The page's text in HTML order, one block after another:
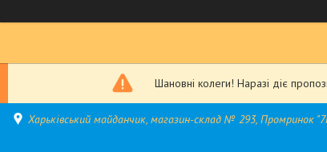
Шановні колеги! Наразі діє
Харьківський майданчик, магазин-склад № 293, Промринок